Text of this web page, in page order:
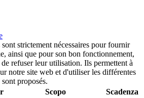
strictement nécessaires pour fournir
ainsi que pour son bon fonctionnement,
refuser leur utilisation. Ils permettent à
notre site web et d'utiliser les différentes
proposés.
Scopo Scadenza